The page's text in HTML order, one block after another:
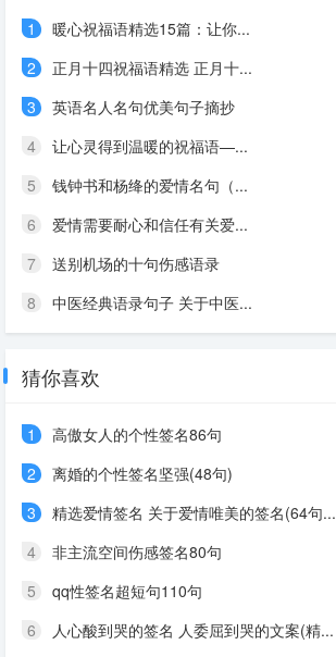
1
暖心祝福语精选15篇：让你...
2
正月十四祝福语精选 正月十...
3
英语名人名句优美句子摘抄
4
让心灵得到温暖的祝福语—...
5
钱钟书和杨绛的爱情名句（...
6
爱情需要耐心和信任有关爱...
7
送别机场的十句伤感语录
8 中医经典语录句子 关于中医...
猜你喜欢
1
高傲女人的个性签名86句
2
离婚的个性签名坚强(48句)
3
精选爱情签名 关于爱情唯美的签名(64句...
4
非主流空间伤感签名80句
5
qq性签名超短句110句
6
人心酸到哭的签名 人委屈到哭的文案(精...